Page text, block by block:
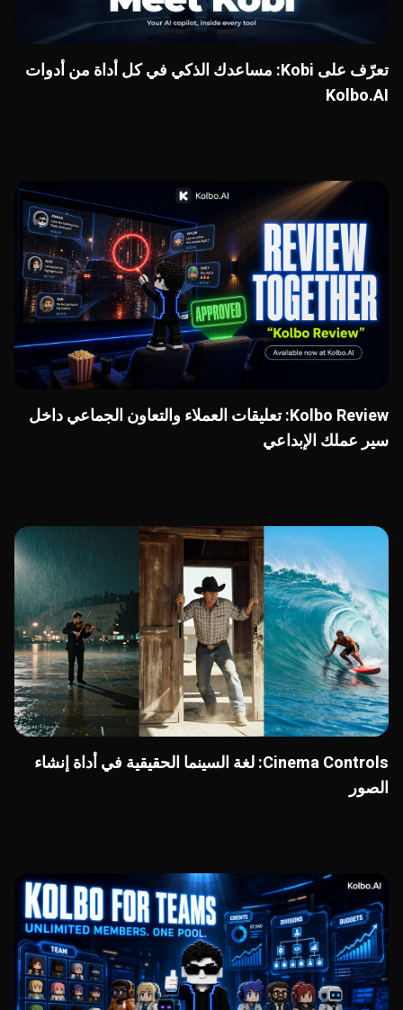
تعرّف على Kobi: مساعدك الذكي في كل أداة من أدوات
Kolbo.AI
Kolbo Review: تعليقات العملاء والتعاون الجماعي داخل
سير عملك الإبداعي
Cinema Controls: لغة السينما الحقيقية في أداة إنشاء
الصور